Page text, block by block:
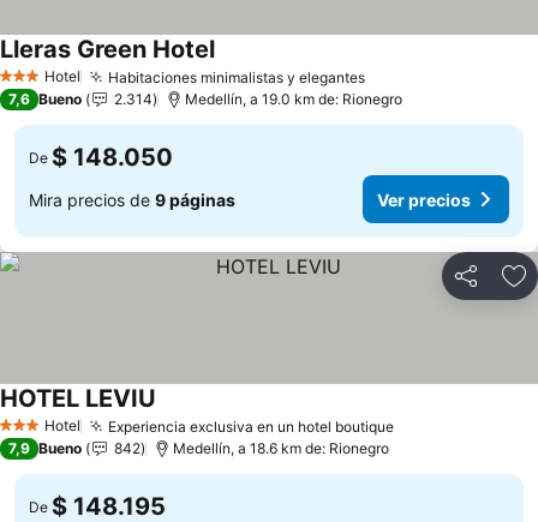
3 Estrellas
Hotel Habitaciones minimalistas y elegantesVer precios
Lleras Green HotelVer precios
7,6 Bueno 2.314 Medellín, a 19.0 km de: Rionegro
De $ 148.050
Mira precios de 9 páginas Ver precios
Compartir
3 Estrellas
Hotel Experiencia exclusiva en un hotel boutiqueVer precios
HOTEL LEVIU
7,9 Bueno 842 Medellín, a 18.6 km de: Rionegro
De $ 148.195